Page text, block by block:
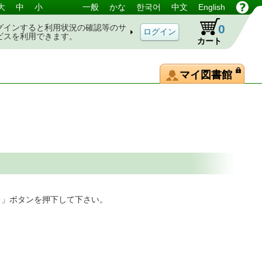
中 小 一般 かな 한국어 中文 English
インすると利用状況の確認等のサ
スを利用できます。
カート
0
マイ図書館
ボタンを押下して下さい。